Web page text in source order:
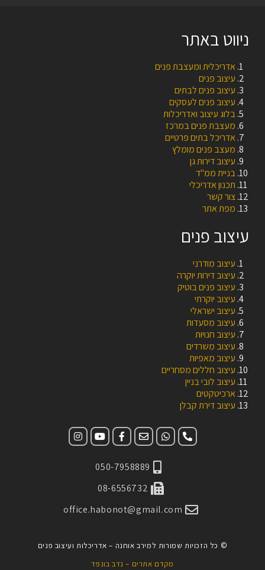
ניווט באתר
אדריכלית ומעצבת פנים
עיצוב פנים
עיצוב פנים לבתים
עיצוב פנים לעסקים
בלוג עיצוב ואדריכלות
מעצבת פנים במרכז
אדריכל בתים פרטיים
מעצב פנים מומלץ
עיצוב דירות גן
בניית ממ"ד
תכנון אדריכלי
צור קשר
מפת אתר
עיצוב פנים
עיצוב מודרני
עיצוב דירות יוקרה
עיצוב פנים בוטיק
עיצוב יוקרתי
עיצוב ישראלי
עיצוב מסעדות
עיצוב חנויות
עיצוב משרדים
עיצוב מאפיות
עיצוב חללים מסחריים
עיצוב לובי בניין
ארכיטקטים
עיצוב דירת קבלן
050-7958889
08-6556732
office.habonot@gmail.com
© כל הזכויות שמורות למירב אוחנה – אדריכלות ועיצוב פנים
מקדם אתרים – נדב בונפד